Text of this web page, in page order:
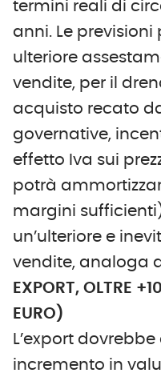
termini reali di
anni. Le previsioni
ulteriore
vendite, per il
acquisto recato
governative,
effetto Iva sui
potrà
margini
un’ulteriore e
vendite, analoga
EXPORT, OLTRE
EURO)
L’export
incremento in